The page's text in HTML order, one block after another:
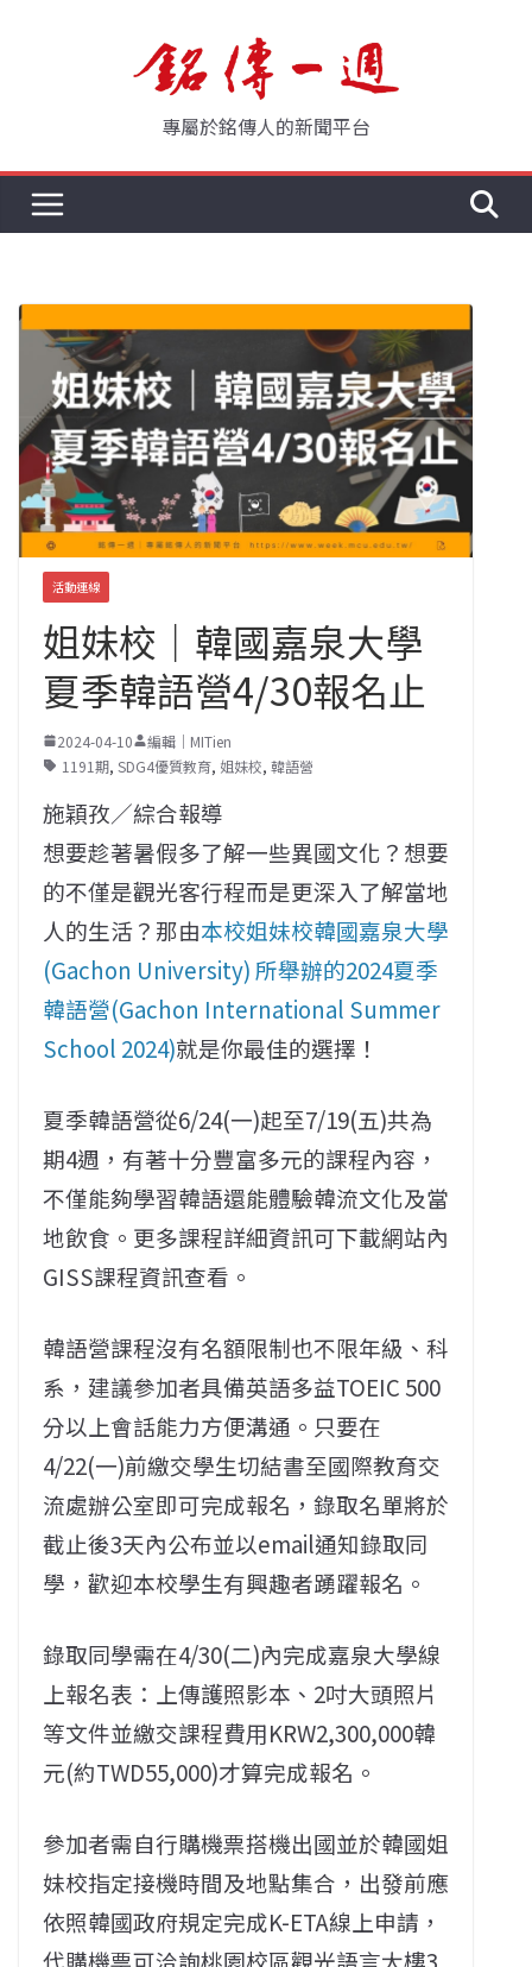
專屬於銘傳人的新聞平台
活動連線
姐妹校｜韓國嘉泉大學
夏季韓語營4/30報名止
2024-04-10
編輯｜MITien
1191期, SDG4優質教育, 姐妹校, 韓語營
施穎孜／綜合報導
想要趁著暑假多了解一些異國文化？想要
的不僅是觀光客行程而是更深入了解當地
人的生活？那由本校姐妹校韓國嘉泉大學
(Gachon University) 所舉辦的2024夏季
韓語營(Gachon International Summer
School 2024)就是你最佳的選擇！
夏季韓語營從6/24(一)起至7/19(五)共為
期4週，有著十分豐富多元的課程內容，
不僅能夠學習韓語還能體驗韓流文化及當
地飲食。更多課程詳細資訊可下載網站內
GISS課程資訊查看。
韓語營課程沒有名額限制也不限年級、科
系，建議參加者具備英語多益TOEIC 500
分以上會話能力方便溝通。只要在
4/22(一)前繳交學生切結書至國際教育交
流處辦公室即可完成報名，錄取名單將於
截止後3天內公布並以email通知錄取同
學，歡迎本校學生有興趣者踴躍報名。
錄取同學需在4/30(二)內完成嘉泉大學線
上報名表：上傳護照影本、2吋大頭照片
等文件並繳交課程費用KRW2,300,000韓
元(約TWD55,000)才算完成報名。
參加者需自行購機票搭機出國並於韓國姐
妹校指定接機時間及地點集合，出發前應
依照韓國政府規定完成K-ETA線上申請，
代購機票可洽詢桃園校區觀光語言大樓3